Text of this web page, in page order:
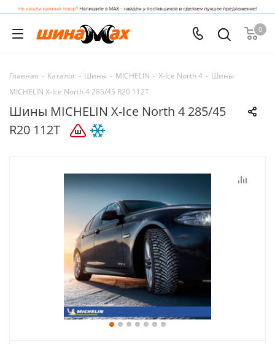
0
Главная - Каталог - Шины - MICHELIN - X-Ice North 4 - Шины
MICHELIN X-Ice North 4 285/45 R20 112T
Шины MICHELIN X-Ice North 4 285/45
R20 112T